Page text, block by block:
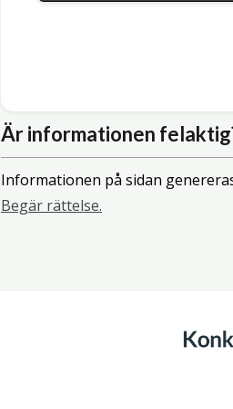
Är informationen
Informationen på sidan
Begär rättelse.